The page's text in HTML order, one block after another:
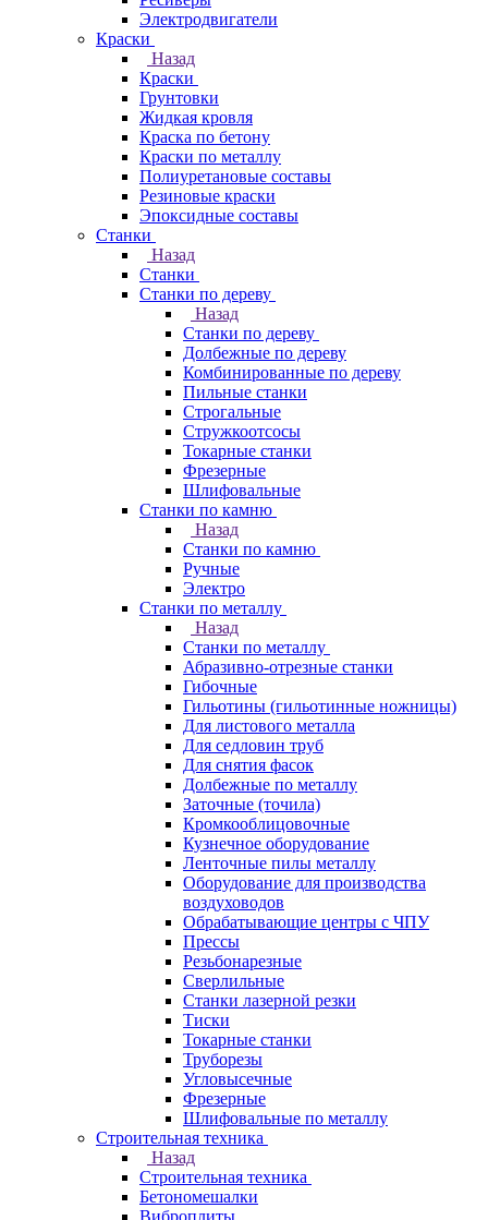
Электродвигатели
Краски
Назад
Краски
Грунтовки
Жидкая кровля
Краска по бетону
Краски по металлу
Полиуретановые составы
Резиновые краски
Эпоксидные составы
Станки
Назад
Станки
Станки по дереву
Назад
Станки по дереву
Долбежные по дереву
Комбинированные по дереву
Пильные станки
Строгальные
Стружкоотсосы
Токарные станки
Фрезерные
Шлифовальные
Станки по камню
Назад
Станки по камню
Ручные
Электро
Станки по металлу
Назад
Станки по металлу
Абразивно-отрезные станки
Гибочные
Гильотины (гильотинные ножницы)
Для листового металла
Для седловин труб
Для снятия фасок
Долбежные по металлу
Заточные (точила)
Кромкооблицовочные
Кузнечное оборудование
Ленточные пилы металлу
Оборудование для производства
воздуховодов
Обрабатывающие центры с ЧПУ
Прессы
Резьбонарезные
Сверлильные
Станки лазерной резки
Тиски
Токарные станки
Труборезы
Угловысечные
Фрезерные
Шлифовальные по металлу
Строительная техника
Назад
Строительная техника
Бетономешалки
Виброплиты